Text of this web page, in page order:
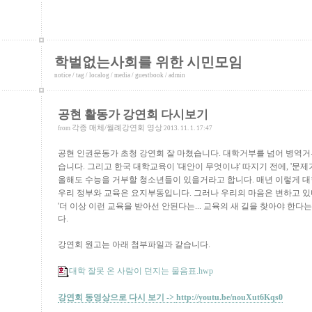
학벌없는사회를 위한 시민모임
notice / tag / localog / media / guestbook / admin
공현 활동가 강연회 다시보기
from 각종 매체/월례강연회 영상 2013. 11. 1. 17:47
공현 인권운동가 초청 강연회 잘 마쳤습니다. 대학거부를 넘어 병역
습니다. 그리고 한국 대학교육이 '대안이 무엇이냐' 따지기 전에, '문
올해도 수능을 거부할 청소년들이 있을거라고 합니다. 매년 이렇게
우리 정부와 교육은 요지부동입니다. 그러나 우리의 마음은 변하고
'더 이상 이런 교육을 받아선 안된다는... 교육의 새 길을 찾아야 한다
다.
강연회 원고는 아래 첨부파일과 같습니다.
대학 잘못 온 사람이 던지는 물음표.hwp
강연회 동영상으로 다시 보기 -> http://youtu.be/nouXut6Kqs0